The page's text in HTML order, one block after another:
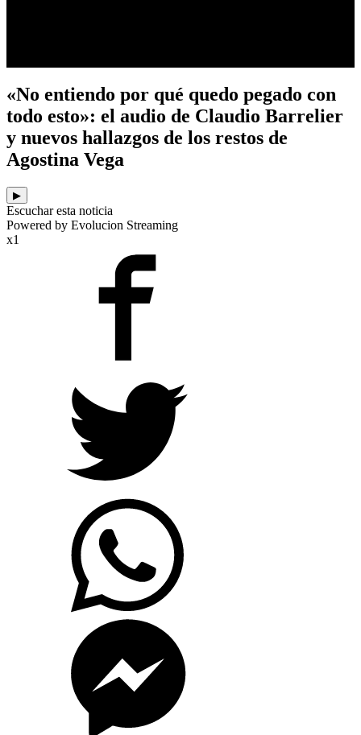
«No entiendo por qué quedo pegado con
todo esto»: el audio de Claudio Barrelier
y nuevos hallazgos de los restos de
Agostina Vega
▶
Escuchar esta noticia
Powered by Evolucion Streaming
x1